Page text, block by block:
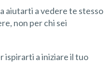
aiutarti a vedere te stesso
non per chi sei
ispirarti a iniziare il tuo